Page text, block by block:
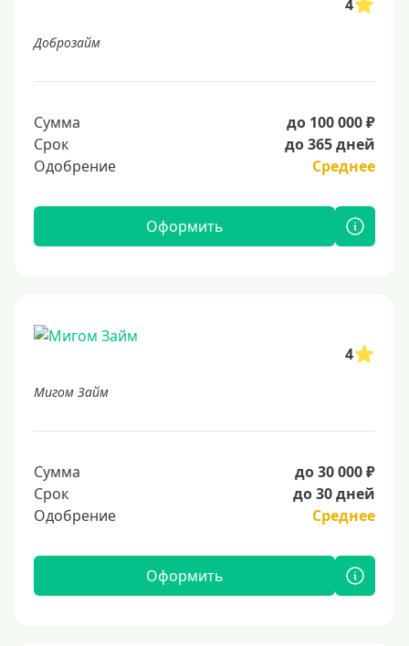
4
Доброзайм
Сумма
до 100 000 ₽
Срок
до 365 дней
Одобрение
Среднее
Оформить
4
Мигом Займ
Сумма
до 30 000 ₽
Срок
до 30 дней
Одобрение
Среднее
Оформить